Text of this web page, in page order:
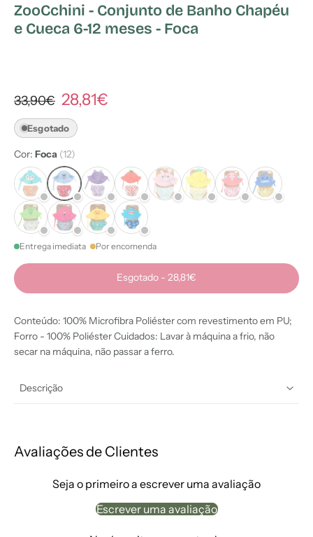
ZooCchini - Conjunto de Banho Chapéu
e Cueca 6-12 meses - Foca
33,90€ 28,81€
Esgotado
Cor: Foca (12)
Entrega imediata Por encomenda
Esgotado - 28,81€
Conteúdo: 100% Microfibra Poliéster com revestimento em PU;
Forro - 100% Poliéster Cuidados: Lavar à máquina a frio, não
secar na máquina, não passar a ferro.
Descrição
Avaliações de Clientes
Seja o primeiro a escrever uma avaliação
Escrever uma avaliação